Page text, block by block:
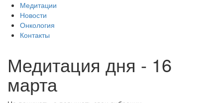
Медитации
Новости
Онкология
Контакты
Медитация дня - 16
марта